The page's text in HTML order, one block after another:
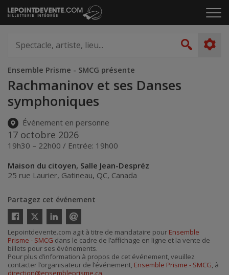
Passer
au
le
artiste,
lieu...
Ensemble Prisme - SMCG présente
Rachmaninov et ses Danses
symphoniques
Événement en personne
17 octobre 2026
19h30 – 22h00 / Entrée: 19h00
Maison du citoyen, Salle Jean-Despréz
25 rue Laurier, Gatineau, QC, Canada
Partagez cet événement
Facebook
Twitter
LinkedinEnvoyer
par
courriel
Lepointdevente.com agit à titre de mandataire pour Ensemble
Prisme - SMCG dans le cadre de l’affichage en ligne et la vente de
billets pour ses événements.
Pour plus d’information à propos de cet événement, veuillez
contacter l’organisateur de l’événement, Ensemble Prisme - SMCG, à
direction@ensembleprisme.ca.